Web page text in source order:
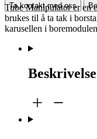
Ta kontakt med oss
Tube Manipulator er en
brukes til å ta tak i
karusellen i
Beskrivelse